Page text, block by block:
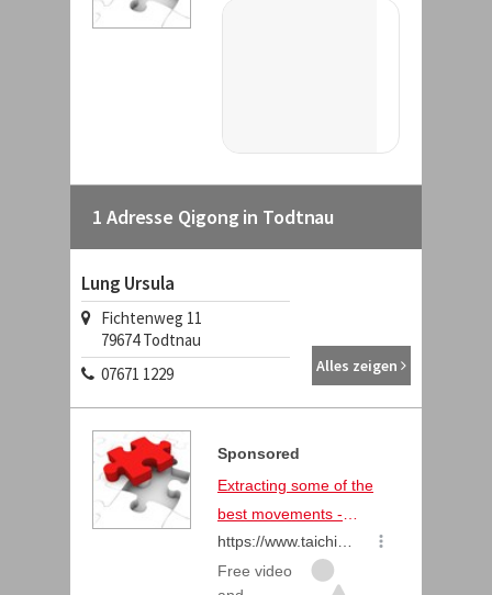
1 Adresse Qigong in Todtnau
Lung Ursula
Fichtenweg 11
79674 Todtnau
07671 1229
Alles zeigen